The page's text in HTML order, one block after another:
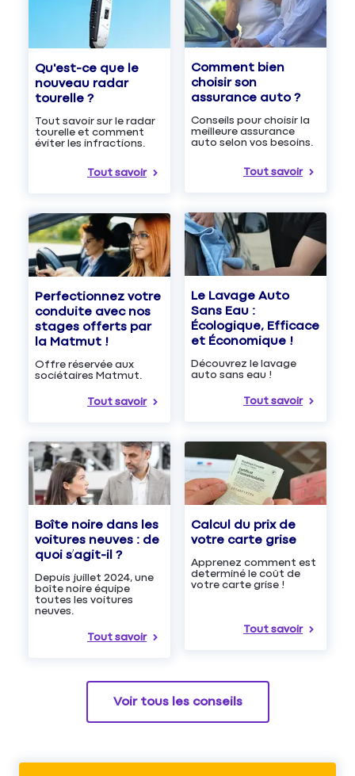
Qu'est-ce que le
nouveau radar
tourelle ?
Tout savoir sur le radar
tourelle et comment
éviter les infractions.
Tout savoir
Comment bien
choisir son
assurance auto ?
Conseils pour choisir la
meilleure assurance
auto selon vos besoins.
Tout savoir
Perfectionnez votre
conduite avec nos
stages offerts par
la Matmut !
Offre réservée aux
sociétaires Matmut.
Tout savoir
Le Lavage Auto
Sans Eau :
Écologique, Efficace
et Économique !
Découvrez le lavage
auto sans eau !
Tout savoir
Boîte noire dans les
voitures neuves : de
quoi s’agit-il ?
Depuis juillet 2024, une
boîte noire équipe
toutes les voitures
neuves.
Tout savoir
Calcul du prix de
votre carte grise
Apprenez comment est
determiné le coût de
votre carte grise !
Tout savoir
Voir tous les conseils